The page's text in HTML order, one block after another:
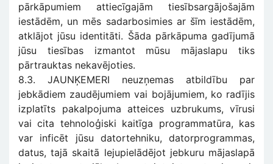
pārkāpumiem attiecīgajām tiesībsargājošajām
iestādēm, un mēs sadarbosimies ar šīm iestādēm,
atklājot jūsu identitāti. Šāda pārkāpuma gadījumā
jūsu tiesības izmantot mūsu mājaslapu tiks
pārtrauktas nekavējoties.
8.3. JAUNĶEMERI neuzņemas atbildību par
jebkādiem zaudējumiem vai bojājumiem, ko radījis
izplatīts pakalpojuma atteices uzbrukums, vīrusi
vai cita tehnoloģiski kaitīga programmatūra, kas
var inficēt jūsu datortehniku, datorprogrammas,
datus, tajā skaitā lejupielādējot jebkuru mājaslapā